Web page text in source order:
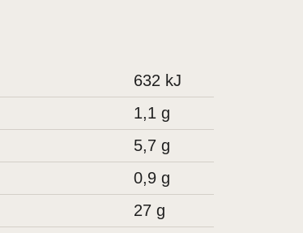
632 kJ
1,1 g
5,7 g
0,9 g
27 g